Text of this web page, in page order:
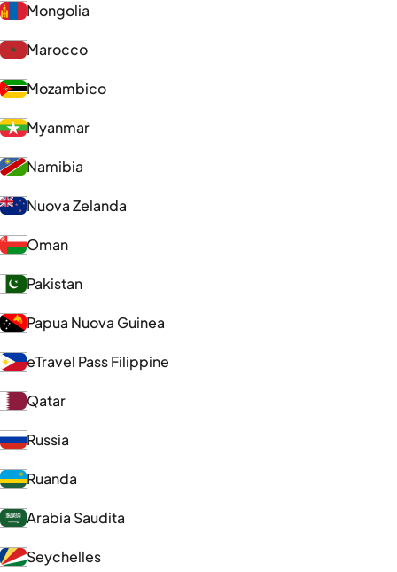
Mongolia
Marocco
Mozambico
Myanmar
Namibia
Nuova Zelanda
Oman
Pakistan
Papua Nuova Guinea
eTravel Pass Filippine
Qatar
Russia
Ruanda
Arabia Saudita
Seychelles